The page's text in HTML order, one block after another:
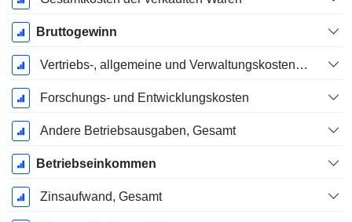
Bruttogewinn
Vertriebs-, allgemeine und Verwaltungskosten, Gesamt
Forschungs- und Entwicklungskosten
Andere Betriebsausgaben, Gesamt
Betriebseinkommen
Zinsaufwand, Gesamt